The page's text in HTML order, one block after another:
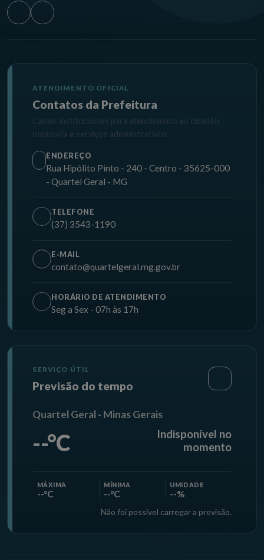
ATENDIMENTO OFICIAL
Contatos da Prefeitura
Canais institucionais para atendimento ao cidadão,
ouvidoria e serviços administrativos.
ENDEREÇO
Rua Hipólito Pinto - 240 - Centro - 35625-000
- Quartel Geral - MG
TELEFONE
(37) 3543-1190
E-MAIL
contato@quartelgeral.mg.gov.br
HORÁRIO DE ATENDIMENTO
Seg a Sex - 07h às 17h
SERVIÇO ÚTIL
Previsão do tempo
Quartel Geral - Minas Gerais
--°C
Indisponível no
momento
MÁXIMA
--°C
MÍNIMA
--°C
UMIDADE
--%
Não foi possível carregar a previsão.